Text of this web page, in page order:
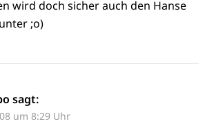
wird doch sicher auch den Hanse
;o)
sagt:
um 8:29 Uhr